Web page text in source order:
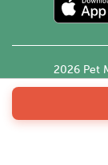
2026 Pet